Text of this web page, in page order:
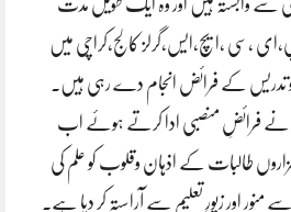
سے وابستہ ہیں اور وہ ایک طویل مدت
،سی ،ایچ،ایس،گرلز کالج،کراچی میں
تدریس کے فرائض انجام دے رہی ہیں۔
نے فرائضِ منصبی ادا کرتے ہوئے اب
طالبات کے اذہان وقلوب کو علم کی
منور اور زیورِ تعلیم سے آراستہ کر دیا ہے۔